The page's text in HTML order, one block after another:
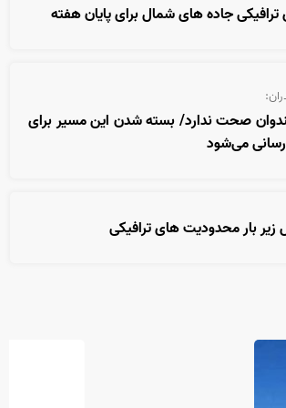
جاده های شمال برای پایان هفته
صحت ندارد/ بسته شدن این مسیر برای
می‌شود
بار محدودیت های ترافیکی